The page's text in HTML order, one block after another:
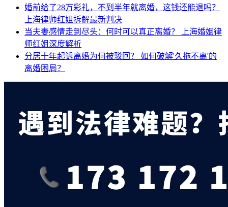
婚前给了28万彩礼，不到半年就离婚，这钱还能退吗？
上海律师红姐拆解最新判决
当夫妻感情走到尽头：何时可以真正离婚？
上海婚姻律
师红姐深度解析
分居十年起诉离婚为何被驳回？ 如何破解'久拖不离'的
离婚困局？